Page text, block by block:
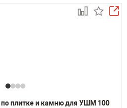
плитке и камню для УШМ 100